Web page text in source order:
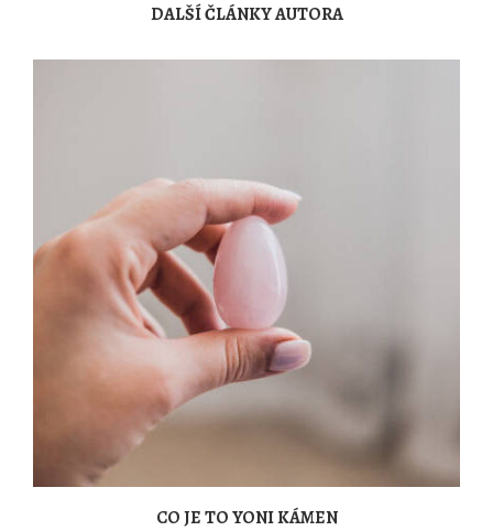
DALŠÍ ČLÁNKY AUTORA
CO JE TO YONI KÁMEN